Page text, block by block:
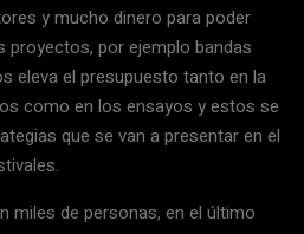
y mucho dinero para poder
proyectos, por ejemplo bandas
eleva el presupuesto tanto en la
como en los ensayos y estos se
que se van a presentar en el
miles de personas, en el último